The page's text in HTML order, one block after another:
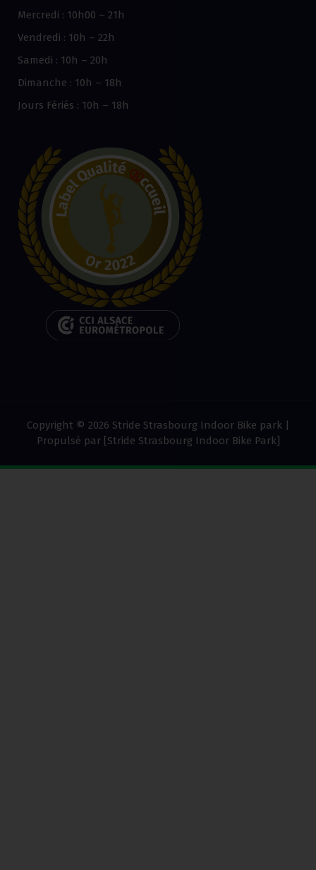
Mercredi : 10h00 – 21h
Vendredi : 10h – 22h
Samedi : 10h – 20h
Dimanche : 10h – 18h
Jours Fériés : 10h – 18h
Copyright © 2026 Stride Strasbourg Indoor Bike park |
Propulsé par [Stride Strasbourg Indoor Bike Park]